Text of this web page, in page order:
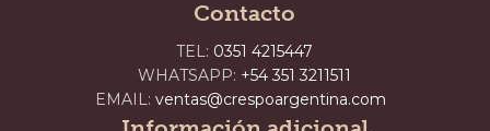
Contacto
TEL: 0351 4215447
WHATSAPP: +54 351 3211511
EMAIL: ventas@crespoargentina.com